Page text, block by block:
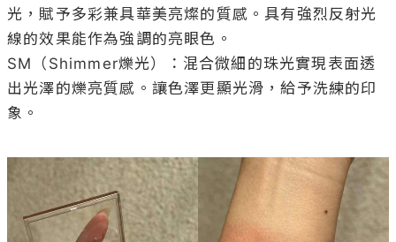
光，賦予多彩兼具華美亮燦的質感。具有強烈反射光
線的效果能作為強調的亮眼色。
SM（Shimmer爍光）：混合微細的珠光實現表面透
出光澤的爍亮質感。讓色澤更顯光滑，給予洗練的印
象。